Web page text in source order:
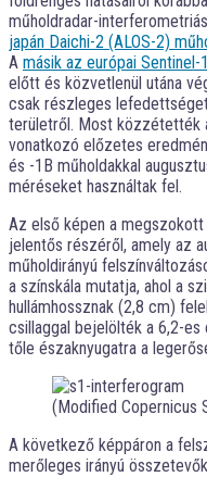
műholdradar-
japán Daichi-2 (ALOS-2)
A másik az európai
előtt és közvetlenül utána
csak részleges
területről. Most közzétették
vonatkozó előzetes
és -1B műholdakkal
méréseket használtak fel.
Az első képen a
jelentős részéről, amely az
műholdirányú
a színskála mutatja, ahol a
hullámhossznak (2,8 cm)
csillaggal bejelölték a 6,2-
tőle északnyugatra a
(Modified Copernicus
A következő képpáron a
merőleges irányú